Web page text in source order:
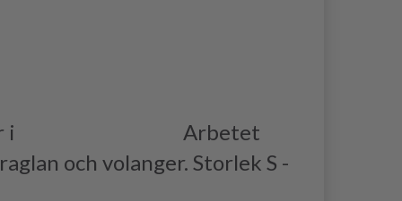
i
Arbetet
och volanger. Storlek S -